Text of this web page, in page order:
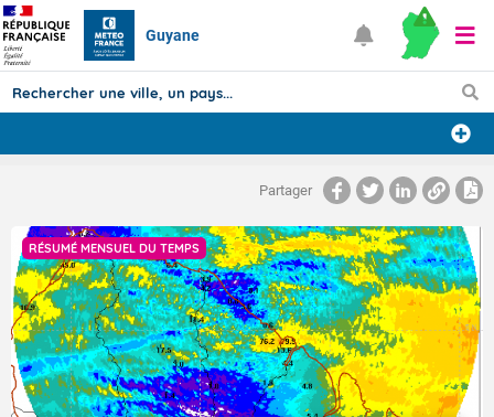
Guyane
Prévisions
TOUS LES RÉSULTATS
Articles
Partager
RÉSUMÉ MENSUEL DU TEMPS